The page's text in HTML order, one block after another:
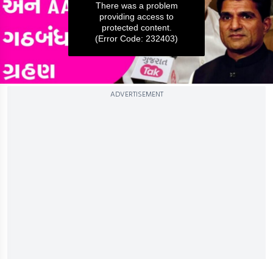
There was a problem
providing access to
protected content.
(Error Code: 232403)
ADVERTISEMENT